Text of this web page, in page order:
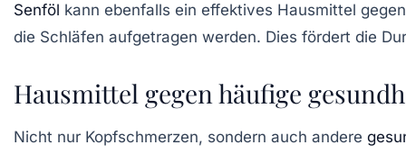
Senföl kann ebenfalls ein effektives Hausmittel
die Schläfen aufgetragen werden. Dies fördert die
Hausmittel gegen häufige
Nicht nur Kopfschmerzen, sondern auch andere